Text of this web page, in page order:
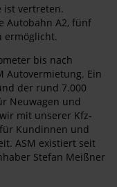
ist vertreten.
Autobahn A2, fünf
ermöglicht.
bis nach
Autovermietung. Ein
der rund 7.000
Neuwagen und
mit unserer Kfz-
Kundinnen und
ASM existiert seit
Stefan Meißner